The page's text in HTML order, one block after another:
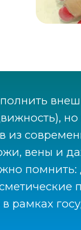
вены и
рамках